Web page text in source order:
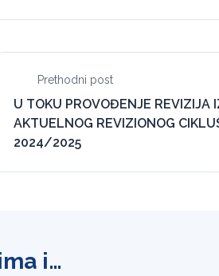
Prethodni post
U TOKU PROVOĐENJE REVIZIJA
AKTUELNOG REVIZIONOG
2024/2025
i…